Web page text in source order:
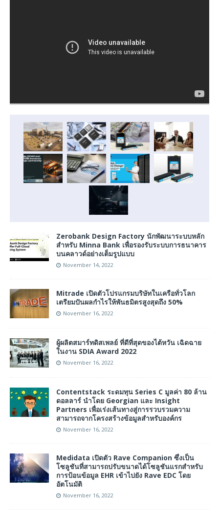
Zerobank Design Factory นักพัฒนาระบบหลัก
สำหรับ Minna Bank เพื่อรองรับระบบการธนาคาร
บนคลาวด์อย่างเต็มรูปแบบ
November 14, 2022
Mitrade เปิดตัวโปรแกรมบริษัทในเครือทั่วโลก
เตรียมปันผลกำไรให้พันธมิตรสูงสุดถึง 50%
November 16, 2022
ผู้ผลิตสมาร์ทดิสเพลย์ ที่ดีที่สุดของไต้หวัน เฉิดฉาย
ในงาน SDIA Award 2022
November 16, 2022
Contentstack ระดมทุน Series C มูลค่า 80 ล้าน
ดอลลาร์ นำโดย Georgian และ Insight
Partners เพื่อเร่งเส้นทางสู่การรวบรวมความ
สามารถจากโครงสร้างข้อมูลสำหรับองค์กร
November 16, 2022
Medidata เปิดตัว Rave Companion ซึ่งเป็น
โซลูชันที่สามารถปรับขนาดได้โซลูชันแรกสำหรับ
การป้อนข้อมูล EHR เข้าไปยัง Rave EDC โดย
อัตโนมัติ
November 16, 2022